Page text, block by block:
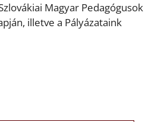
Magyar Pedagógusok
illetve a Pályázataink